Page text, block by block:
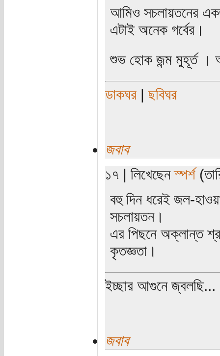
আমিও সচলায়তনের
এটাই অনেক গর্বের।
শুভ হোক জন্ম মুহূর্ত ।
ডাকঘর| ছবিঘর
জবাব
১৭ | লিখেছেনস্পর্শ
বহু দিন ধরেই জল-
সচলায়তন।
এর পিছনে অক্লান্ত
কৃতজ্ঞতা।
ইচ্ছার আগুনে জ্বলছি...
জবাব